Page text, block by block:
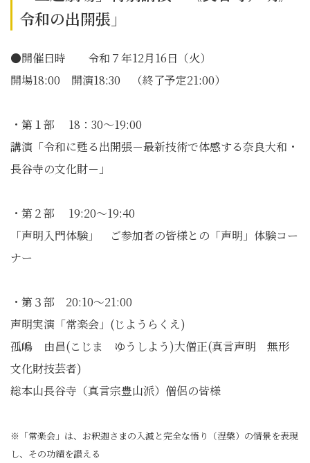
令和の出開張」
●開催日時 令和７年12月16日（火）
開場18:00 開演18:30 （終了予定21:00）
・第１部 18：30〜19:00
講演「令和に甦る出開張－最新技術で体感する奈良大和・
長谷寺の文化財－」
・第２部 19:20～19:40
「声明入門体験」 ご参加者の皆様との「声明」体験コー
ナー
・第３部 20:10〜21:00
声明実演「常楽会」(じようらくえ)
孤嶋 由昌(こじま ゆうしよう)大僧正(真言声明 無形
文化財技芸者)
総本山長谷寺（真言宗豊山派）僧侶の皆様
※「常楽会」は、お釈迦さまの入滅と完全な悟り（涅槃）の情景を表現
し、その功績を讃える